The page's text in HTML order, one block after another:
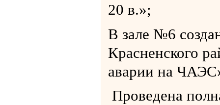
20 в.»;
В зале №6
Красненского
аварии на
Проведена